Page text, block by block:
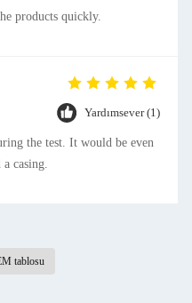
products quickly.
Yardımsever (1)
the test. It would be even
casing.
tablosu